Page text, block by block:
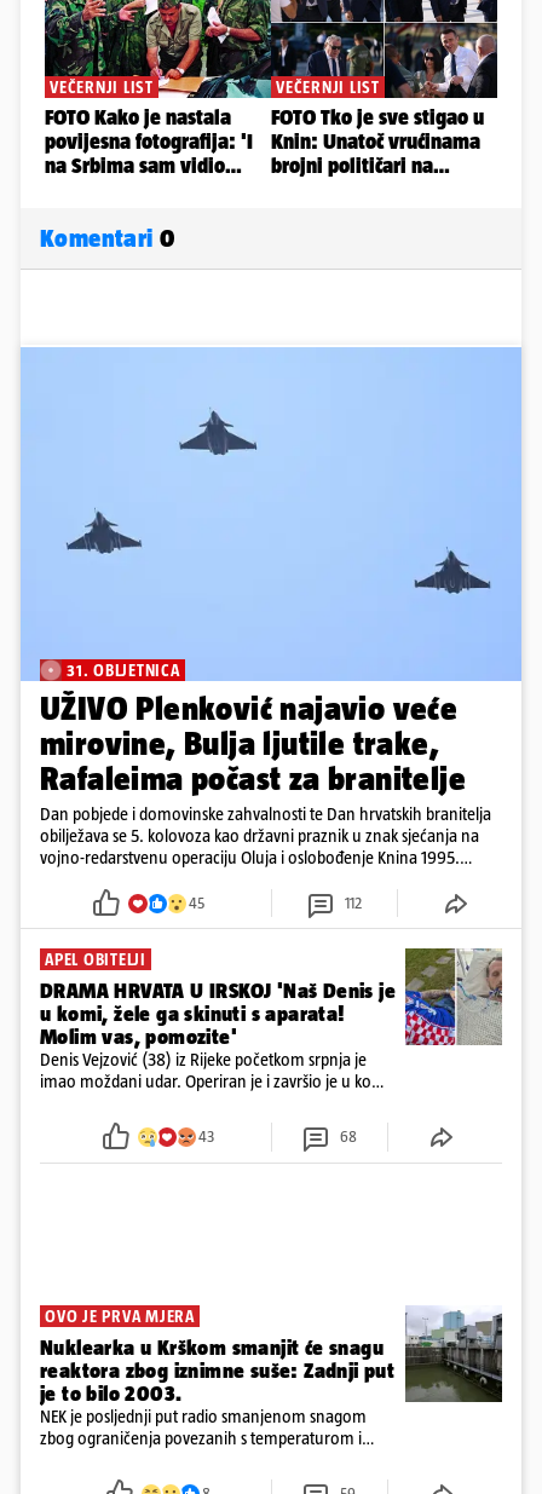
Komentari 0
31. OBLJETNICA
UŽIVO Plenković najavio veće
mirovine, Bulja ljutile trake,
Rafaleima počast za branitelje
Dan pobjede i domovinske zahvalnosti te Dan hrvatskih branitelja
obilježava se 5. kolovoza kao državni praznik u znak sjećanja na
vojno-redarstvenu operaciju Oluja i oslobođenje Knina 1995.
45 112
APEL OBITELJI
DRAMA HRVATA U IRSKOJ 'Naš Denis je
u komi, žele ga skinuti s aparata!
Molim vas, pomozite'
Denis Vejzović (38) iz Rijeke početkom srpnja je
imao moždani udar. Operiran je i završio je u komi.
tamošnji liječnici ne vjeruju u oporavak: 'Imamo
43 68
OVO JE PRVA MJERA
Nuklearka u Krškom smanjit će snagu
reaktora zbog iznimne suše: Zadnji put
je to bilo 2003.
NEK je posljednji put radio smanjenom snagom
zbog ograničenja povezanih s temperaturom i
smanjenje snage bilo potrebno više od 90 dana.